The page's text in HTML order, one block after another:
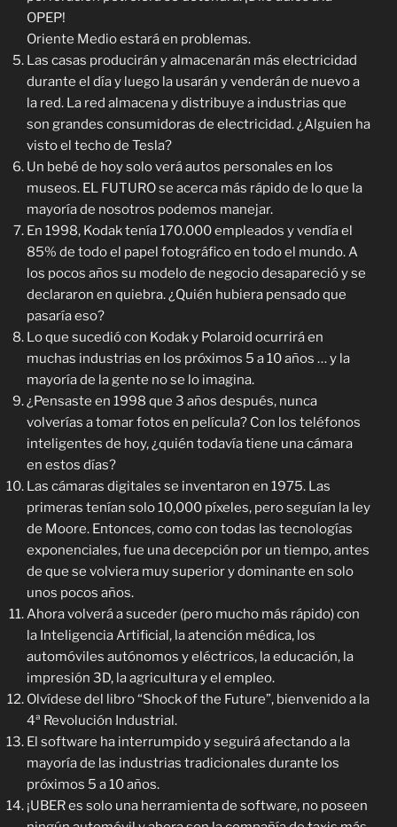
OPEP!
Oriente Medio estará en problemas.
Las casas producirán y almacenarán más electricidad
durante el día y luego la usarán y venderán de nuevo a
la red. La red almacena y distribuye a industrias que
son grandes consumidoras de electricidad. ¿Alguien ha
visto el techo de Tesla?
Un bebé de hoy solo verá autos personales en los
museos. EL FUTURO se acerca más rápido de lo que la
mayoría de nosotros podemos manejar.
En 1998, Kodak tenía 170.000 empleados y vendía el
85% de todo el papel fotográfico en todo el mundo. A
los pocos años su modelo de negocio desapareció y se
declararon en quiebra. ¿Quién hubiera pensado que
pasaría eso?
Lo que sucedió con Kodak y Polaroid ocurrirá en
muchas industrias en los próximos 5 a 10 años … y la
mayoría de la gente no se lo imagina.
¿Pensaste en 1998 que 3 años después, nunca
volverías a tomar fotos en película? Con los teléfonos
inteligentes de hoy, ¿quién todavía tiene una cámara
en estos días?
Las cámaras digitales se inventaron en 1975. Las
primeras tenían solo 10,000 píxeles, pero seguían la ley
de Moore. Entonces, como con todas las tecnologías
exponenciales, fue una decepción por un tiempo, antes
de que se volviera muy superior y dominante en solo
unos pocos años.
Ahora volverá a suceder (pero mucho más rápido) con
la Inteligencia Artificial, la atención médica, los
automóviles autónomos y eléctricos, la educación, la
impresión 3D, la agricultura y el empleo.
Olvídese del libro “Shock of the Future”, bienvenido a la
4ª Revolución Industrial.
El software ha interrumpido y seguirá afectando a la
mayoría de las industrias tradicionales durante los
próximos 5 a 10 años.
¡UBER es solo una herramienta de software, no poseen